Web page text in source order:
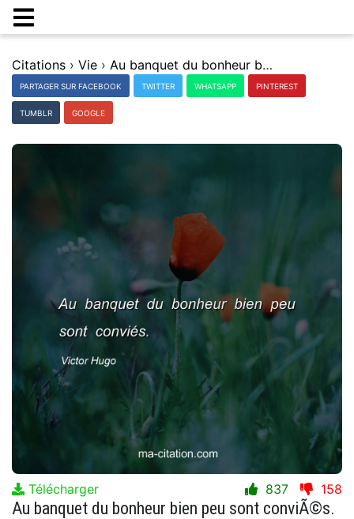
Citations › Vie › Au banquet du bonheur bien peu sont conviÃ©s.
PARTAGER SUR FACEBOOK TWITTER WHATSAPP PINTEREST
TUMBLR GOOGLE
Télécharger 837 158
Au banquet du bonheur bien peu sont conviÃ©s.